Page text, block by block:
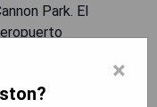
Park. El
×